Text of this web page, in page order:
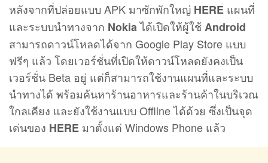
หลังจากที่ปล่อยแบบ APK มาซักพักใหญ่ HERE แผนที่
และระบบนำทางจาก Nokiaได้เปิดให้ผู้ใช้Android
สามารถดาวน์โหลดได้จาก Google Play Store แบบ
ฟรีๆ แล้ว โดยเวอร์ชั่นที่เปิดให้ดาวน์โหลดยังคงเป็น
เวอร์ชั่น Beta อยู่ แต่ก็สามารถใช้งานแผนที่และระบบ
นำทางได้ พร้อมค้นหาร้านอาหารและร้านค้าในบริเวณ
ใกลเคียง และยังใช้งานแบบ Offline ได้ด้วย ซึ่งเป็นจุด
เด่นของ HERE มาตั้งแต่ Windows Phone แล้ว